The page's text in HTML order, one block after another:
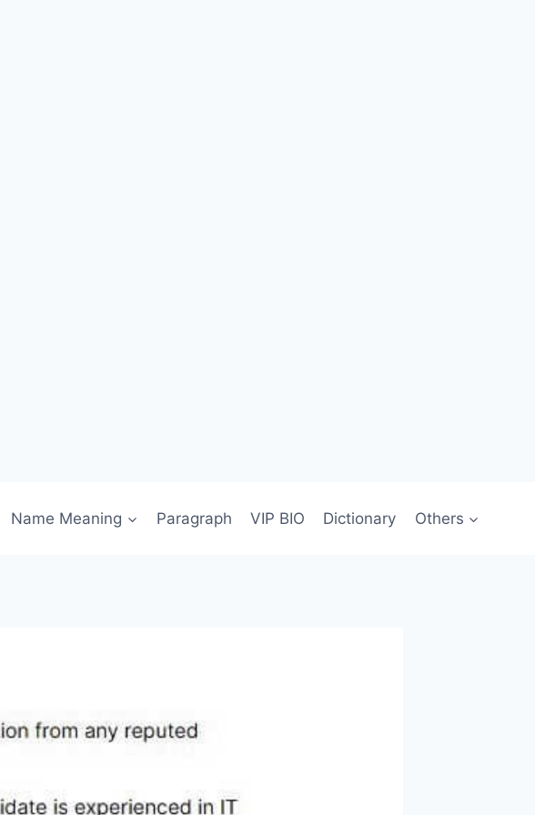
Name Meaning Paragraph VIP BIO Dictionary Others